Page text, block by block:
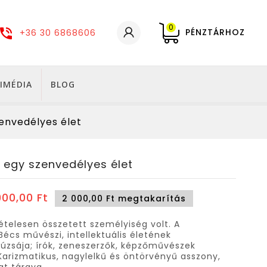
PÉNZTÁRHOZ
0
+36 30 6868606
BLOG
élet
szenvedélyes élet
Ft 2 000,00 Ft megtakarítás
összetett személyiség volt. A
művészi, intellektuális életének
írók, zeneszerzők, képzőművészek
nagylelkű és öntörvényű asszony,